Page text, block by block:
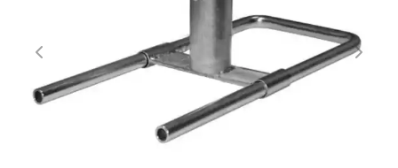
Previous Next